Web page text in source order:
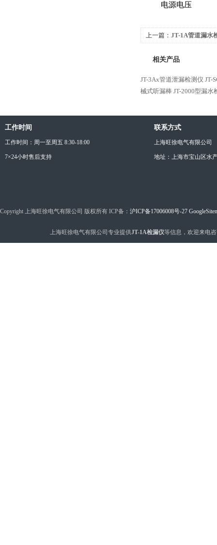
电源电压
上一篇： JT-1A管道漏水
相关产品
JT-3Ax管道泄漏检测仪 JT-
械式听漏棒 JT-2000型漏水
工作时间
工作时间：周一至周五 8:30-18:00
7×24小时售后支持
联系方式
上海旺徐电气有限公司
地址：上海市宝山区水
Copyright 上海旺徐电气有限公司 版权所有 ICP备： 沪ICP备17006008号-27
上海旺徐电气有限公司专业提供JT-1A检漏仪等信息，欢迎来电